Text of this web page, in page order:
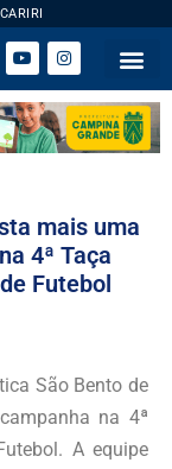
mais uma
4ª Taça
Futebol
São Bento de
na 4ª
A equipe